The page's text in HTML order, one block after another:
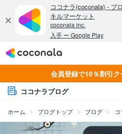
会員登録で10％割引ク
ココナラブログ
ホーム ブログトップ ブログ